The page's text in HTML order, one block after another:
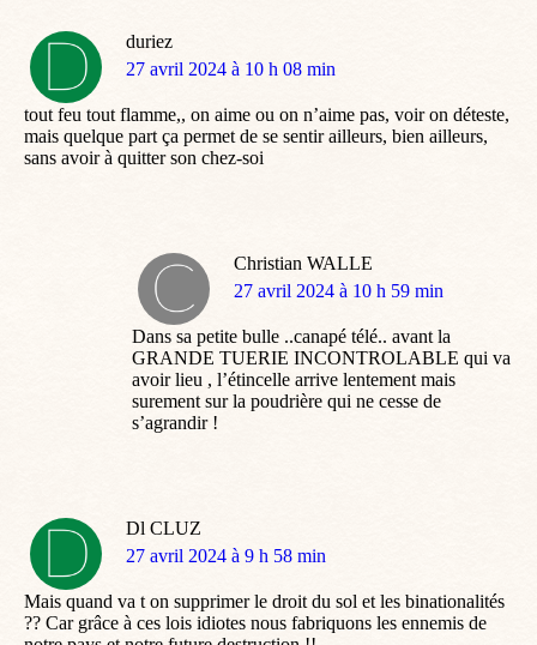
duriez
dit
27 avril 2024 à 10 h 08 min
tout feu tout flamme,, on aime ou on n’aime pas, voir on déteste,
mais quelque part ça permet de se sentir ailleurs, bien ailleurs,
sans avoir à quitter son chez-soi
Christian WALLE
dit
27 avril 2024 à 10 h 59 min
Dans sa petite bulle ..canapé télé.. avant la
GRANDE TUERIE INCONTROLABLE qui va
avoir lieu , l’étincelle arrive lentement mais
surement sur la poudrière qui ne cesse de
s’agrandir !
Dl CLUZ
dit
27 avril 2024 à 9 h 58 min
Mais quand va t on supprimer le droit du sol et les binationalités
?? Car grâce à ces lois idiotes nous fabriquons les ennemis de